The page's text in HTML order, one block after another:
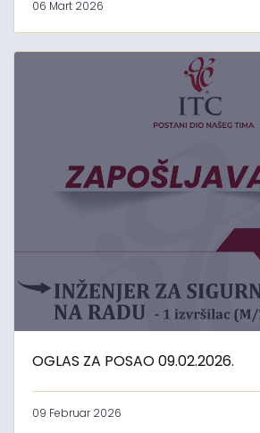
06 Mart 2026
OGLAS ZA POSAO 09.02.2026.
09 Februar 2026